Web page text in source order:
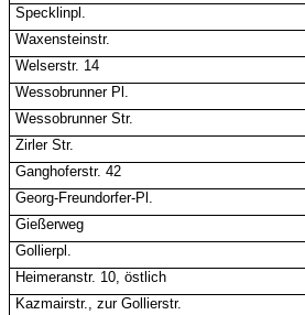
Specklinpl.
Waxensteinstr.
Welserstr. 14
Wessobrunner Pl.
Wessobrunner Str.
Zirler Str.
Ganghoferstr. 42
Georg-Freundorfer-Pl.
Gießerweg
Gollierpl.
Heimeranstr. 10, östlich
Kazmairstr., zur Gollierstr.